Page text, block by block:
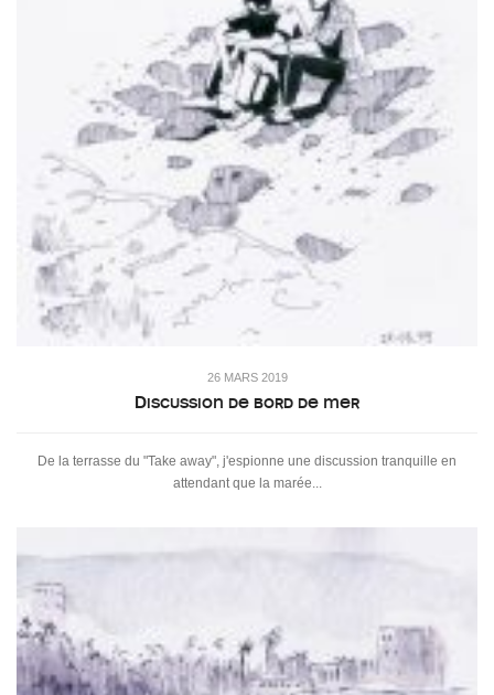
26 MARS 2019
Discussion de bord de mer
De la terrasse du "Take away", j'espionne une discussion tranquille en
attendant que la marée...